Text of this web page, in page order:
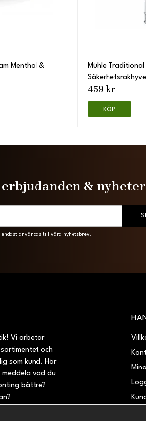
Menthol &
Mühle Traditional
459 kr
KÖP
erbjudanden & nyheter
användas till våra nyhetsbrev.
Vi arbetar
och
som kund. Hör
vad du
bättre?